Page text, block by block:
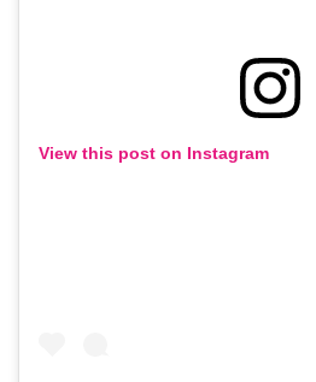
View this post on Instagram